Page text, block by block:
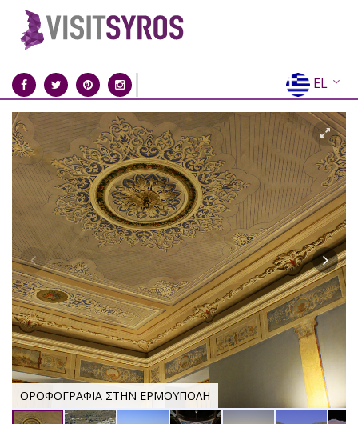
EL
EN
FR
DE
IT
ES
RU
CN
ΟΡΟΦΟΓΡΑΦΙΑ ΣΤΗΝ ΕΡΜΟΥΠΟΛΗ